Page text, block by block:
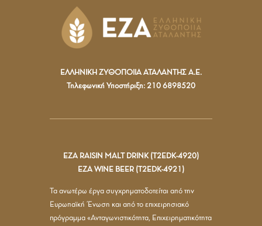
ΕΛΛΗΝΙΚΗ ΖΥΘΟΠΟΙΙΑ ΑΤΑΛΑΝΤΗΣ Α.Ε.
Τηλεφωνική Υποστήριξη: 210 6898520
ΕΖΑ RAISIN MALT DRINK (T2EDK-4920)
ΕΖΑ WINE BEER (T2EDK-4921)
Τα ανωτέρω έργα συγχρηματοδοτείται από την
Ευρωπαϊκή Ένωση και από το επιχειρησιακό
πρόγραμμα «Ανταγωνιστικότητα, Επιχειρηματικότητα